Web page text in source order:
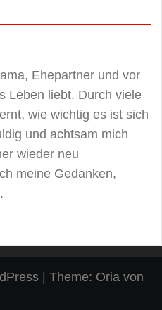
Ehepartner und vor
Leben liebt. Durch viele
wie wichtig es ist sich
und achtsam mich
wieder neu
meine Gedanken,
Theme: Oria von